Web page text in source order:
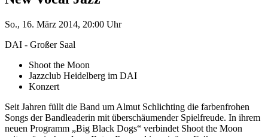
So., 16. März 2014, 20:00 Uhr
DAI - Großer Saal
Shoot the Moon
Jazzclub Heidelberg im DAI
Konzert
Seit Jahren füllt die Band um Almut Schlichting die farbenfrohen
Songs der Bandleaderin mit überschäumender Spielfreude. In ihrem
neuen Programm „Big Black Dogs“ verbindet Shoot the Moon